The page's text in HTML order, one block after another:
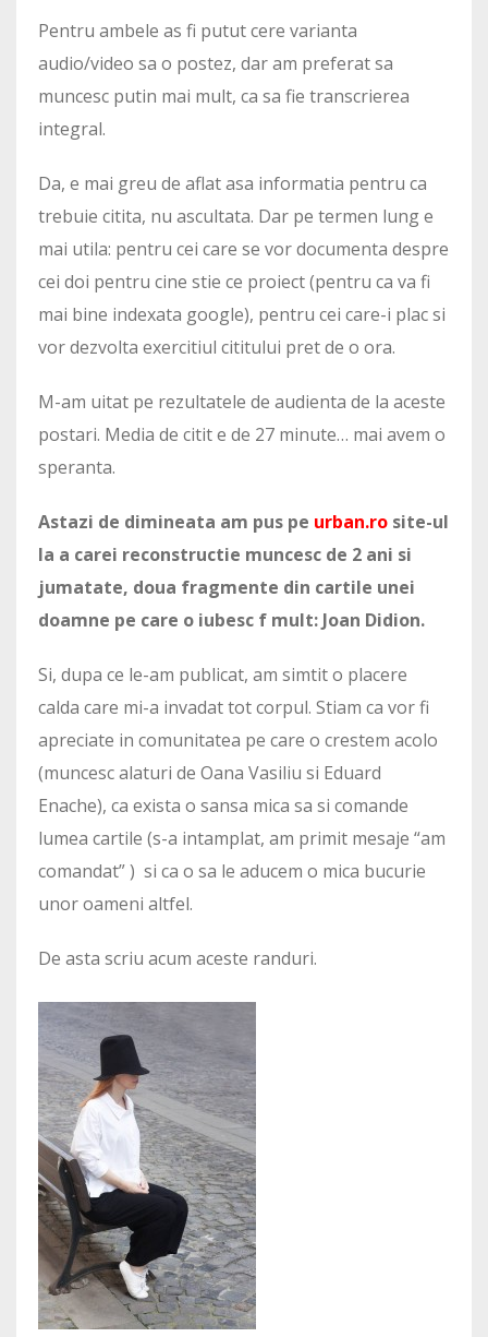
Pentru ambele as fi putut cere varianta
audio/video sa o postez, dar am preferat sa
muncesc putin mai mult, ca sa fie transcrierea
integral.
Da, e mai greu de aflat asa informatia pentru ca
trebuie citita, nu ascultata. Dar pe termen lung e
mai utila: pentru cei care se vor documenta despre
cei doi pentru cine stie ce proiect (pentru ca va fi
mai bine indexata google), pentru cei care-i plac si
vor dezvolta exercitiul cititului pret de o ora.
M-am uitat pe rezultatele de audienta de la aceste
postari. Media de citit e de 27 minute… mai avem o
speranta.
Astazi de dimineata am pus pe urban.ro site-ul
la a carei reconstructie muncesc de 2 ani si
jumatate, doua fragmente din cartile unei
doamne pe care o iubesc f mult: Joan Didion.
Si, dupa ce le-am publicat, am simtit o placere
calda care mi-a invadat tot corpul. Stiam ca vor fi
apreciate in comunitatea pe care o crestem acolo
(muncesc alaturi de Oana Vasiliu si Eduard
Enache), ca exista o sansa mica sa si comande
lumea cartile (s-a intamplat, am primit mesaje “am
comandat” ) si ca o sa le aducem o mica bucurie
unor oameni altfel.
De asta scriu acum aceste randuri.